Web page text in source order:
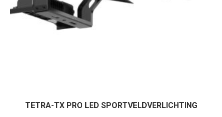
TETRA-TX PRO LED SPORTVELDVERLICHTING